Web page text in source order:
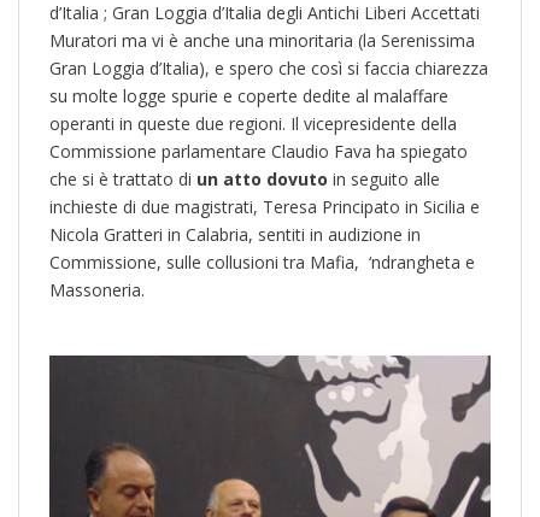
d’Italia ; Gran Loggia d’Italia degli Antichi Liberi Accettati
Muratori ma vi è anche una minoritaria (la Serenissima
Gran Loggia d’Italia), e spero che così si faccia chiarezza
su molte logge spurie e coperte dedite al malaffare
operanti in queste due regioni. Il vicepresidente della
Commissione parlamentare Claudio Fava ha spiegato
che si è trattato di un atto dovuto in seguito alle
inchieste di due magistrati, Teresa Principato in Sicilia e
Nicola Gratteri in Calabria, sentiti in audizione in
Commissione, sulle collusioni tra Mafia, ‘ndrangheta e
Massoneria.